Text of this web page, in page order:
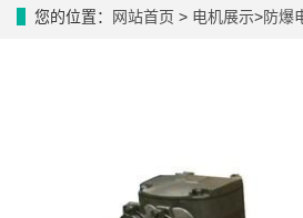
您的位置： 网站首页 > 电机展示>防爆